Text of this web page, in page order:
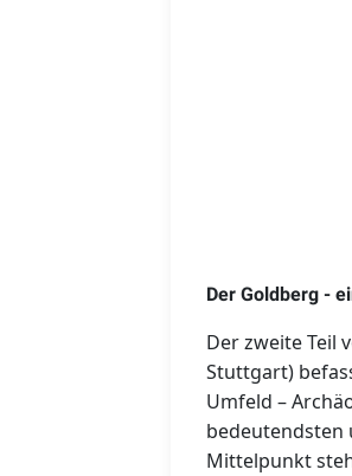
Der Goldberg -
Der zweite Teil
Stuttgart)
Umfeld –
bedeutendsten
Mittelpunkt